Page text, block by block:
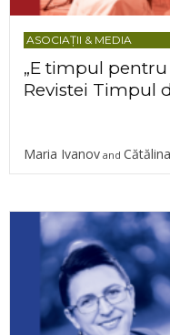
ASOCIAȚII & MEDIA
„E timpul
Revistei Timpul
Maria Ivanov and